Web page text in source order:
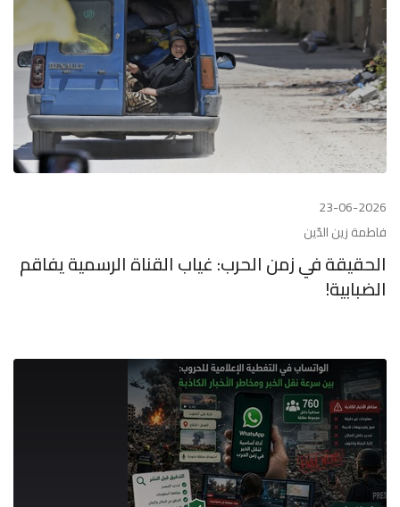
23-06-2026
فاطمة زين الدّين
الحقيقة في زمن الحرب: غياب القناة الرسمية يفاقم
الضبابية!